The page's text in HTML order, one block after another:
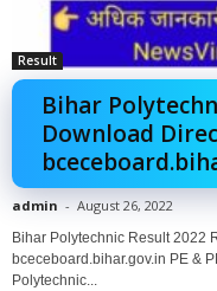
Result
Bihar
Download
admin - August 26, 2022
Bihar Polytechnic Result 2022
bceceboard.bihar.gov.in PE &
Polytechnic...